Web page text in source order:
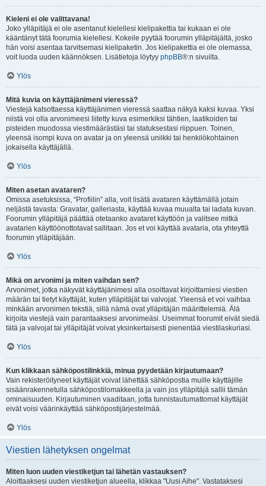
Kieleni ei ole valittavana!
Joko ylläpitäjä ei ole asentanut kielellesi kielipakettia tai kukaan ei ole
kääntänyt tätä foorumia kielellesi. Kokeile pyytää foorumin ylläpitäjältä, josko
hän voisi asentaa tarvitsemasi kielipaketin. Jos kielipakettia ei ole olemassa,
voit luoda uuden käännöksen. Lisätietoja löytyy phpBB®:n sivuilta.
Ylös
Mitä kuvia on käyttäjänimeni vieressä?
Viestejä katsottaessa käyttäjänimen vieressä saattaa näkyä kaksi kuvaa. Yksi
niistä voi olla arvonimeesi liitetty kuva esimerkiksi tähtien, laatikoiden tai
pisteiden muodossa viestimäärästäsi tai statuksestasi riippuen. Toinen,
yleensä isompi kuva on avatar ja on yleensä uniikki tai henkilökohtainen
jokaisella käyttäjällä.
Ylös
Miten asetan avataren?
Omissa asetuksissa, “Profiilin” alla, voit lisätä avataren käyttämällä jotain
neljästä tavasta: Gravatar, galleriasta, käyttää kuvaa muualta tai ladata kuvan.
Foorumin ylläpitäjä päättää otetaanko avataret käyttöön ja valitsee mitkä
avatarien käyttöönottotavat sallitaan. Jos et voi käyttää avataria, ota yhteyttä
foorumin ylläpitäjään.
Ylös
Mikä on arvonimi ja miten vaihdan sen?
Arvonimet, jotka näkyvät käyttäjänimesi alla osoittavat kirjoittamiesi viestien
määrän tai tietyt käyttäjät, kuten ylläpitäjät tai valvojat. Yleensä et voi vaihtaa
minkään arvonimen tekstiä, sillä nämä ovat ylläpitäjän määrittelemiä. Älä
kirjoita viestejä vain parantaaksesi arvonimeäsi. Useimmat foorumit eivät siedä
tätä ja valvojat tai ylläpitäjät voivat yksinkertaisesti pienentää viestilaskuriasi.
Ylös
Kun klikkaan sähköpostilinkkiä, minua pyydetään kirjautumaan?
Vain rekisteröityneet käyttäjät voivat lähettää sähköpostia muille käyttäjille
sisäänrakennetulla sähköpostilomakkeella ja vain jos ylläpitäjä sallii tämän
ominaisuuden. Kirjautuminen vaaditaan, jotta tunnistautumattomat käyttäjät
eivät voisi väärinkäyttää sähköpostijärjestelmää.
Ylös
Viestien lähetyksen ongelmat
Miten luon uuden viestiketjun tai lähetän vastauksen?
Aloittaaksesi uuden viestiketjun alueella, klikkaa "Uusi Aihe". Vastataksesi